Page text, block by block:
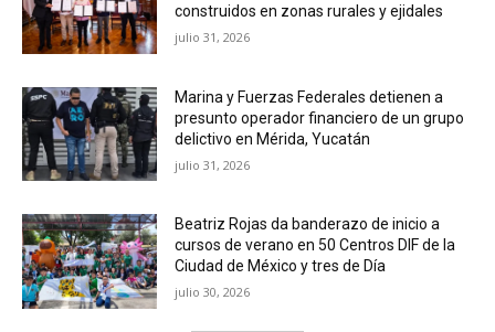
construidos en zonas rurales y ejidales
julio 31, 2026
Marina y Fuerzas Federales detienen a
presunto operador financiero de un grupo
delictivo en Mérida, Yucatán
julio 31, 2026
Beatriz Rojas da banderazo de inicio a
cursos de verano en 50 Centros DIF de la
Ciudad de México y tres de Día
julio 30, 2026